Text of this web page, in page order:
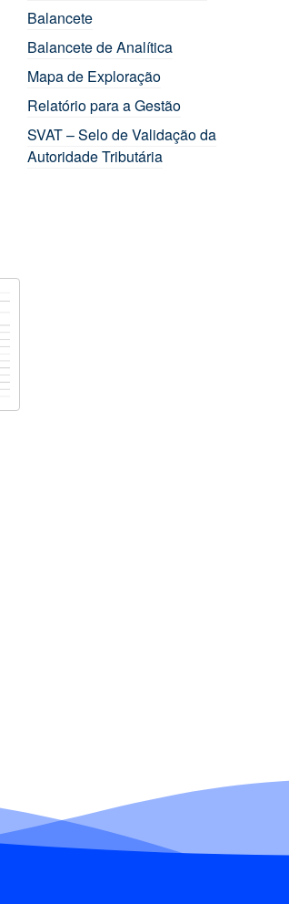
Balancete
Balancete de Analítica
Mapa de Exploração
Relatório para a Gestão
SVAT – Selo de Validação da
Autoridade Tributária